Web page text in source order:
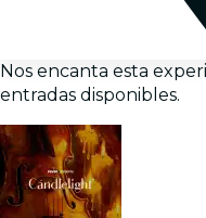
Nos encanta esta
entradas disponibles.